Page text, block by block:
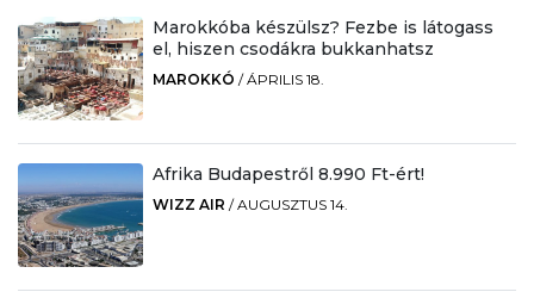
Marokkóba készülsz? Fezbe is látogass
el, hiszen csodákra bukkanhatsz
MAROKKÓ /ÁPRILIS 18.
Afrika Budapestről 8.990 Ft-ért!
WIZZ AIR /AUGUSZTUS 14.